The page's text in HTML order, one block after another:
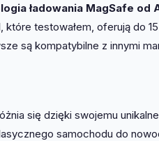
ładowania MagSafe od
testowałem, oferują do
są kompatybilne z innymi
się dzięki swojemu
samochodu do